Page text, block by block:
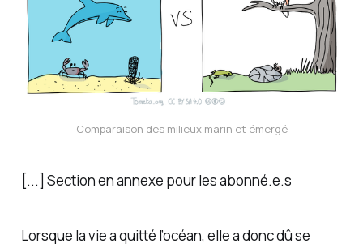
Comparaison des milieux marin et émergé
[...] Section en annexe pour les abonné.e.s
Lorsque la vie a quitté l’océan, elle a donc dû se